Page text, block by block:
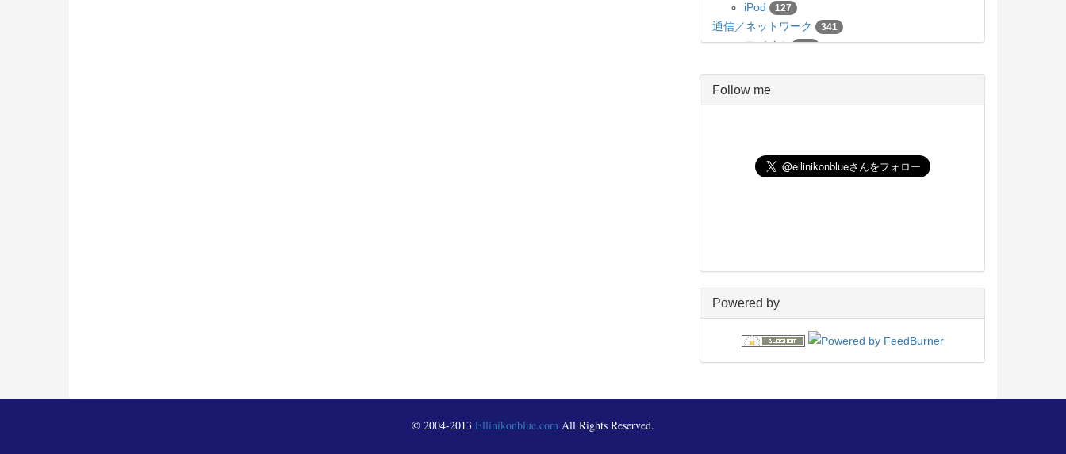
iPod 127
通信／ネットワーク 341
モバイル 136
Pico
UNIX 198
PukiWiki 18
日々の出来事 160
電子書籍
Follow me
Powered by
© 2004-2013 Ellinikonblue.com All Rights Reserved.